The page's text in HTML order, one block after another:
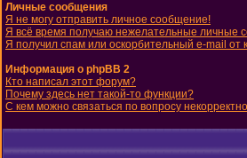
Личные сообщения
Я не могу отправить личное сообщение!
Я всё время получаю нежелательные личные
Я получил спам или оскорбительный e-mail от
Информация о phpBB 2
Кто написал этот форум?
Почему здесь нет такой-то функции?
С кем можно связаться по вопросу